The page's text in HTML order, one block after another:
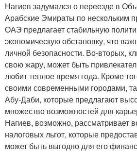
Нагиев задумался о переезде в
Арабские Эмираты по нескольким
ОАЭ предлагает стабильную
экономическую обстановку, что
личной безопасности. Во-вторых,
свою жару, может быть
любит теплое время года. Кроме
своими современными городами,
Абу-Даби, которые предлагают
множество возможностей для
Нагиев, возможно, рассматривает
налоговых льгот, которые
может быть выгодно для его